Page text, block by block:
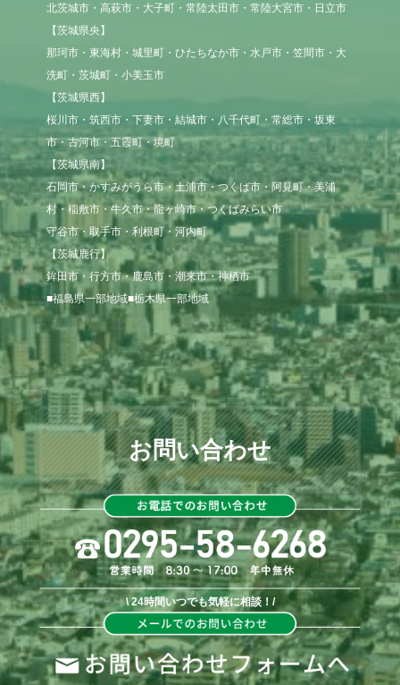
北茨城市・高萩市・大子町・常陸太田市・常陸大宮市・日立市
【茨城県央】
那珂市・東海村・城里町・ひたちなか市・水戸市・笠間市・大
洗町・茨城町・小美玉市
【茨城県西】
桜川市・筑西市・下妻市・結城市・八千代町・常総市・坂東
市・古河市・五霞町・境町
【茨城県南】
石岡市・かすみがうら市・土浦市・つくば市・阿見町・美浦
村・稲敷市・牛久市・龍ヶ崎市・つくばみらい市
守谷市・取手市・利根町・河内町
【茨城鹿行】
鉾田市・行方市・鹿島市・潮来市・神栖市
■福島県一部地域■栃木県一部地域
お問い合わせ
\ 24時間いつでも気軽に相談！/